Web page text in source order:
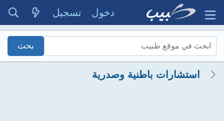
دخول تسجيل
استشارات باطنية وصدرية